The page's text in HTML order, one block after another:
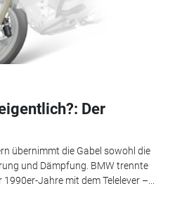
Der
übernimmt die Gabel sowohl die
und Dämpfung. BMW trennte
Jahre mit dem Telelever –...